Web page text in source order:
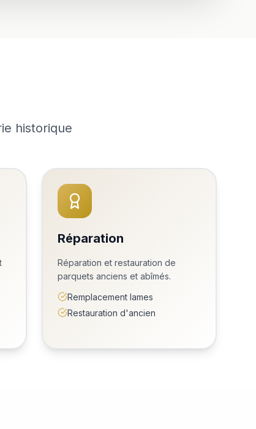
historique
Réparation
Réparation et restauration de
parquets anciens et abîmés.
Remplacement lames
Restauration d'ancien